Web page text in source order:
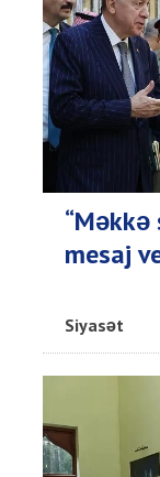
mesaj
Siyasət